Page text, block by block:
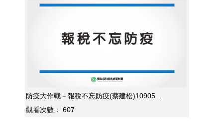
防疫大作戰－報稅不忘防疫(蔡建松)10905...
觀看次數：
607